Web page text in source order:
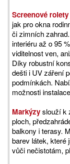
Screenové rolety
jak pro okna
či zimních
interiéru až o 95
viditelnost ven,
Díky robustní
dešti i UV záření
podmínkách.
možnosti
Markýzyslouží k
ploch,
balkony i terasy.
barev látek, které
vůči nečistotám,